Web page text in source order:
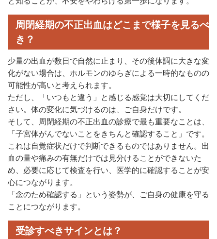
周閉経期の不正出血はどこまで様子を見るべ
き？
少量の出血が数日で自然に止まり、その後体調に大きな変
化がない場合は、ホルモンのゆらぎによる一時的なものの
可能性が高いと考えられます。
ただし、「いつもと違う」と感じる感覚は大切にしてくだ
さい。体の変化に気づけるのは、ご自身だけです。
そして、周閉経期の不正出血の診療で最も重要なことは、
「子宮体がんでないことをきちんと確認すること」です。
これは自覚症状だけで判断できるものではありません。出
血の量や痛みの有無だけでは見分けることができないた
め、必要に応じて検査を行い、医学的に確認することが安
心につながります。
「念のため確認する」という姿勢が、ご自身の健康を守る
ことにつながります。
受診すべきサインとは？